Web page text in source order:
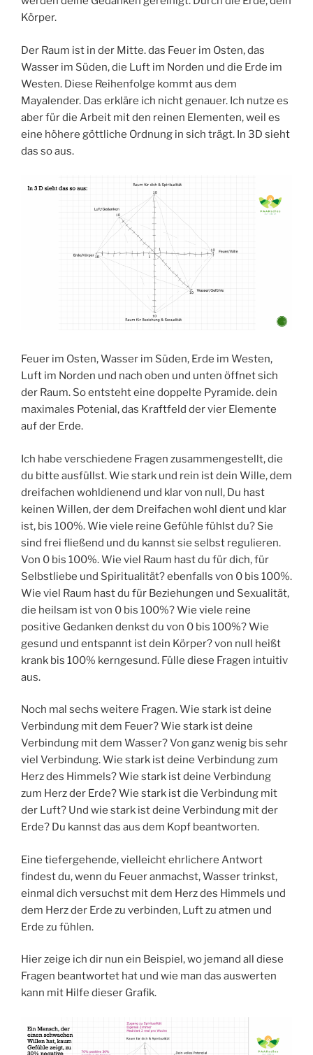
Körper.
Der Raum ist in der Mitte. das Feuer im Osten, das
Wasser im Süden, die Luft im Norden und die Erde im
Westen. Diese Reihenfolge kommt aus dem
Mayalender. Das erkläre ich nicht genauer. Ich nutze es
aber für die Arbeit mit den reinen Elementen, weil es
eine höhere göttliche Ordnung in sich trägt. In 3D sieht
das so aus.
Feuer im Osten, Wasser im Süden, Erde im Westen,
Luft im Norden und nach oben und unten öffnet sich
der Raum. So entsteht eine doppelte Pyramide. dein
maximales Potenial, das Kraftfeld der vier Elemente
auf der Erde.
Ich habe verschiedene Fragen zusammengestellt, die
du bitte ausfüllst. Wie stark und rein ist dein Wille, dem
dreifachen wohldienend und klar von null, Du hast
keinen Willen, der dem Dreifachen wohl dient und klar
ist, bis 100%. Wie viele reine Gefühle fühlst du? Sie
sind frei fließend und du kannst sie selbst regulieren.
Von 0 bis 100%. Wie viel Raum hast du für dich, für
Selbstliebe und Spiritualität? ebenfalls von 0 bis 100%.
Wie viel Raum hast du für Beziehungen und Sexualität,
die heilsam ist von 0 bis 100%? Wie viele reine
positive Gedanken denkst du von 0 bis 100%? Wie
gesund und entspannt ist dein Körper? von null heißt
krank bis 100% kerngesund. Fülle diese Fragen intuitiv
aus.
Noch mal sechs weitere Fragen. Wie stark ist deine
Verbindung mit dem Feuer? Wie stark ist deine
Verbindung mit dem Wasser? Von ganz wenig bis sehr
viel Verbindung. Wie stark ist deine Verbindung zum
Herz des Himmels? Wie stark ist deine Verbindung
zum Herz der Erde? Wie stark ist die Verbindung mit
der Luft? Und wie stark ist deine Verbindung mit der
Erde? Du kannst das aus dem Kopf beantworten.
Eine tiefergehende, vielleicht ehrlichere Antwort
findest du, wenn du Feuer anmachst, Wasser trinkst,
einmal dich versuchst mit dem Herz des Himmels und
dem Herz der Erde zu verbinden, Luft zu atmen und
Erde zu fühlen.
Hier zeige ich dir nun ein Beispiel, wo jemand all diese
Fragen beantwortet hat und wie man das auswerten
kann mit Hilfe dieser Grafik.